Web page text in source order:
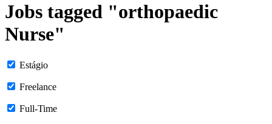
Jobs tagged "orthopaedic
Nurse"
Estágio
Freelance
Full-Time